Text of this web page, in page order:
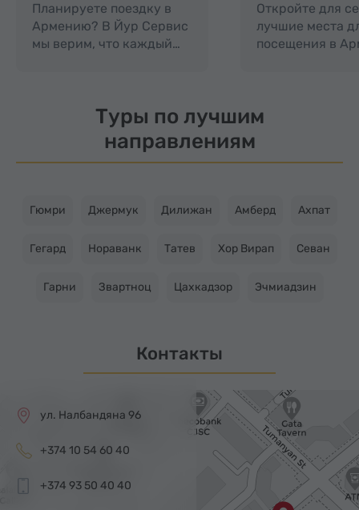
Планируете поездку в
Армению? В Йур Сервис
мы верим, что каждый…
Откройте для
лучшие места
посещения в
Туры по лучшим
направлениям
Гюмри Джермук Дилижан Амберд Ахпат
Гегард Нораванк Татев Хор Вирап Севан
Гарни Звартноц Цахкадзор Эчмиадзин
Контакты
ул. Налбандяна 96
+374 10 54 60 40
+374 93 50 40 40